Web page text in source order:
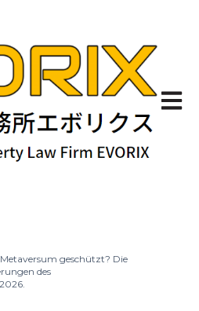
geschützt? Die
des